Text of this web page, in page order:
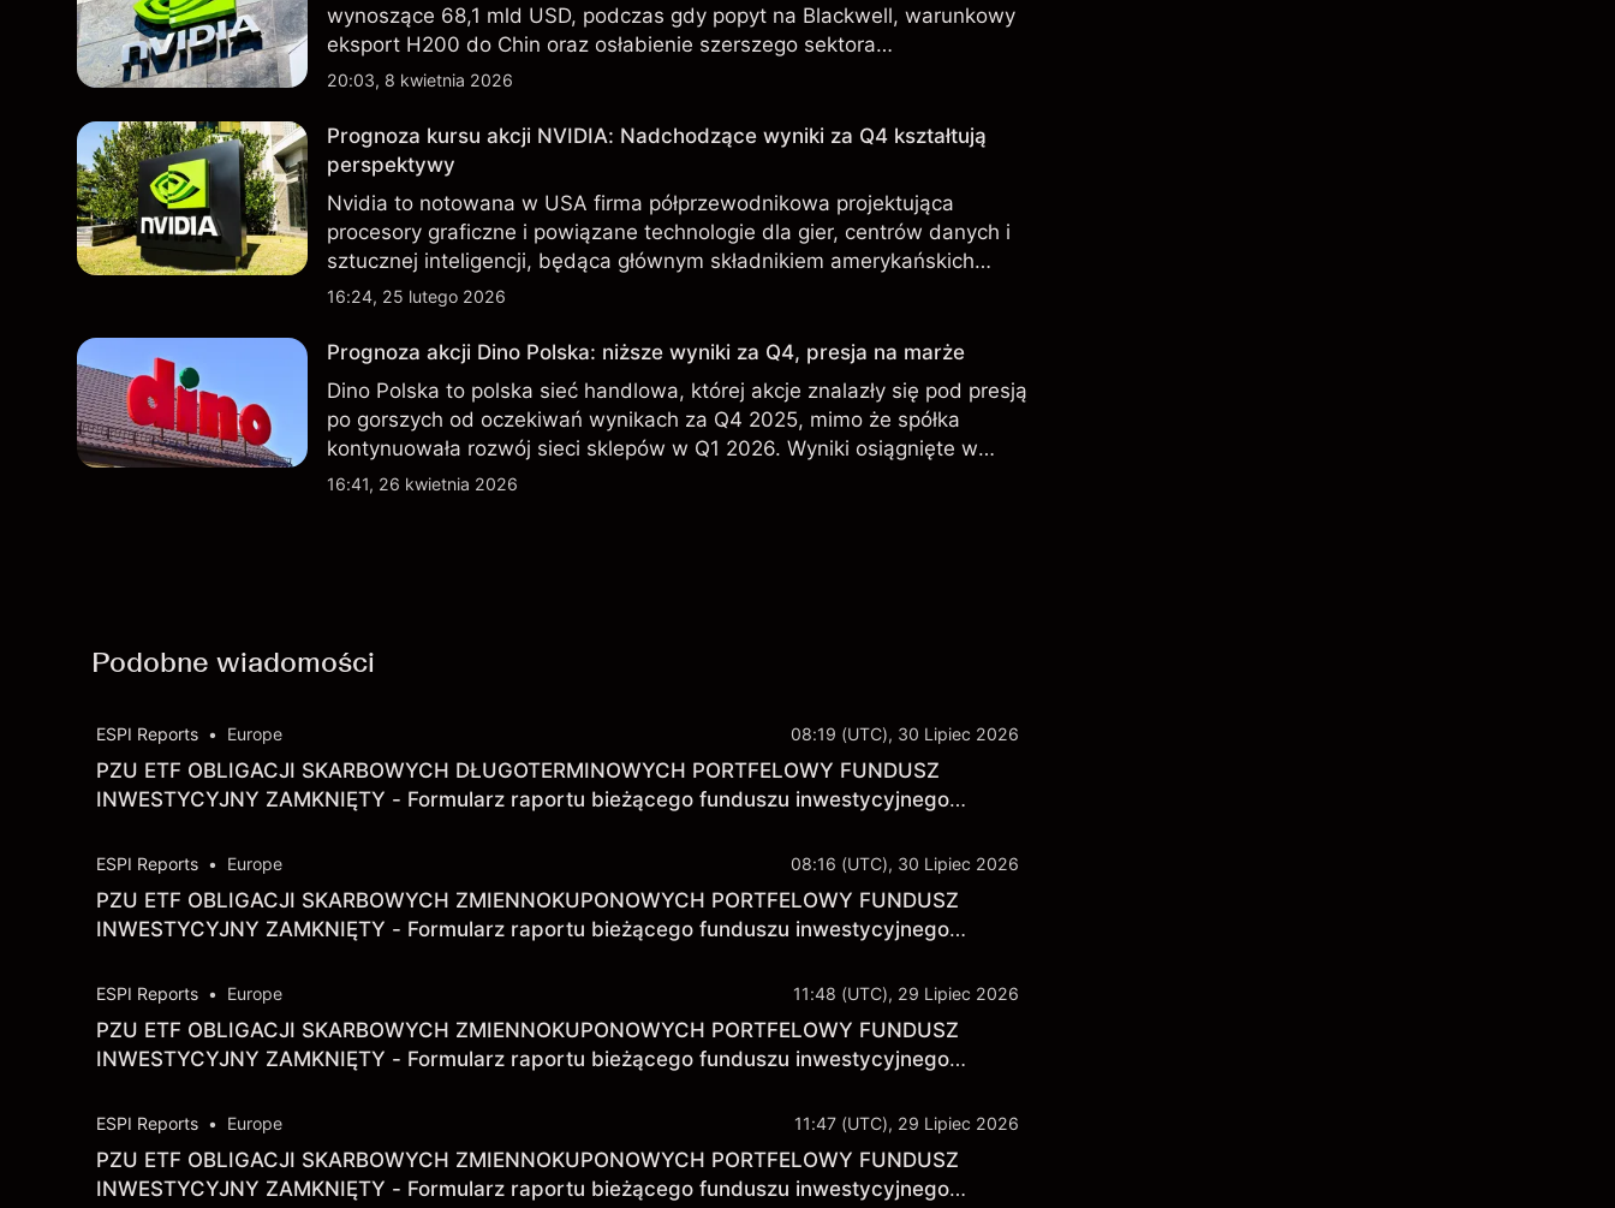
wynoszące 68,1 mld USD, podczas gdy popyt na Blackwell, warunkowy
eksport H200 do Chin oraz osłabienie szerszego sektora
technologicznego nadal kształtują perspektywy akcji.
20:03, 8 kwietnia 2026
Prognoza kursu akcji NVIDIA: Nadchodzące wyniki za Q4 kształtują
perspektywy
Nvidia to notowana w USA firma półprzewodnikowa projektująca
procesory graficzne i powiązane technologie dla gier, centrów danych i
sztucznej inteligencji, będąca głównym składnikiem amerykańskich
indeksów giełdowych. Poznaj prognozy cenowe NVDA od zewnętrznych
16:24, 25 lutego 2026
Prognoza akcji Dino Polska: niższe wyniki za Q4, presja na marże
Dino Polska to polska sieć handlowa, której akcje znalazły się pod presją
po gorszych od oczekiwań wynikach za Q4 2025, mimo że spółka
kontynuowała rozwój sieci sklepów w Q1 2026. Wyniki osiągnięte w
przeszłości nie są wiarygodnym wskaźnikiem przyszłych rezultatów.
16:41, 26 kwietnia 2026
Podobne wiadomości
ESPI Reports • Europe 08:19 (UTC), 30 Lipiec 2026
PZU ETF OBLIGACJI SKARBOWYCH DŁUGOTERMINOWYCH PORTFELOWY FUNDUSZ
INWESTYCYJNY ZAMKNIĘTY - Formularz raportu bieżącego funduszu inwestycyjnego
rynku regulowanym informującego
ESPI Reports • Europe 08:16 (UTC), 30 Lipiec 2026
PZU ETF OBLIGACJI SKARBOWYCH ZMIENNOKUPONOWYCH PORTFELOWY FUNDUSZ
INWESTYCYJNY ZAMKNIĘTY - Formularz raportu bieżącego funduszu inwestycyjnego
rynku regulowanym informującego
ESPI Reports • Europe 11:48 (UTC), 29 Lipiec 2026
PZU ETF OBLIGACJI SKARBOWYCH ZMIENNOKUPONOWYCH PORTFELOWY FUNDUSZ
INWESTYCYJNY ZAMKNIĘTY - Formularz raportu bieżącego funduszu inwestycyjnego
rynku regulowanym informującego
ESPI Reports • Europe 11:47 (UTC), 29 Lipiec 2026
PZU ETF OBLIGACJI SKARBOWYCH ZMIENNOKUPONOWYCH PORTFELOWY FUNDUSZ
INWESTYCYJNY ZAMKNIĘTY - Formularz raportu bieżącego funduszu inwestycyjnego